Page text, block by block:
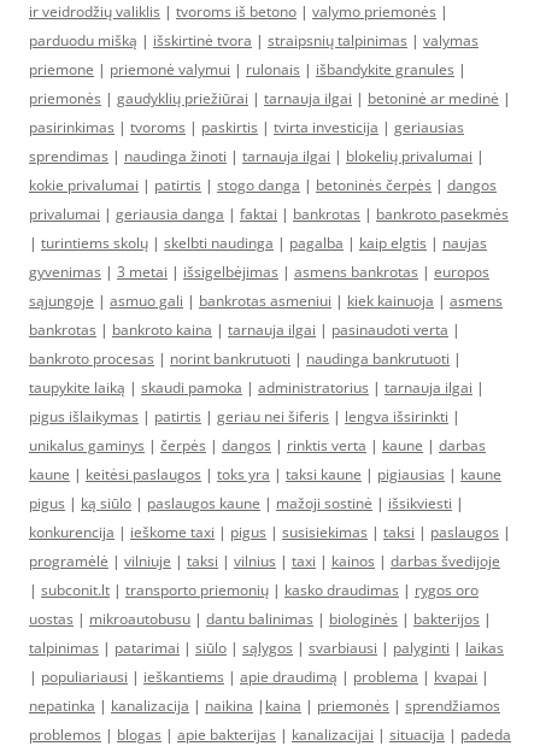
ir veidrodžių valiklis | tvoroms iš betono | valymo priemonės |
parduodu mišką | išskirtinė tvora | straipsnių talpinimas | valymas
priemone | priemonė valymui | rulonais | išbandykite granules |
priemonės | gaudyklių priežiūrai | tarnauja ilgai | betoninė ar medinė |
pasirinkimas | tvoroms | paskirtis | tvirta investicija | geriausias
sprendimas | naudinga žinoti | tarnauja ilgai | blokelių privalumai |
kokie privalumai | patirtis | stogo danga | betoninės čerpės | dangos
privalumai | geriausia danga | faktai | bankrotas | bankroto pasekmės
| turintiems skolų | skelbti naudinga | pagalba | kaip elgtis | naujas
gyvenimas | 3 metai | išsigelbėjimas | asmens bankrotas | europos
sąjungoje | asmuo gali | bankrotas asmeniui | kiek kainuoja | asmens
bankrotas | bankroto kaina | tarnauja ilgai | pasinaudoti verta |
bankroto procesas | norint bankrutuoti | naudinga bankrutuoti |
taupykite laiką | skaudi pamoka | administratorius | tarnauja ilgai |
pigus išlaikymas | patirtis | geriau nei šiferis | lengva išsirinkti |
unikalus gaminys | čerpės | dangos | rinktis verta | kaune | darbas
kaune | keitėsi paslaugos | toks yra | taksi kaune | pigiausias | kaune
pigus | ką siūlo | paslaugos kaune | mažoji sostinė | išsikviesti |
konkurencija | ieškome taxi | pigus | susisiekimas | taksi | paslaugos |
programėlė | vilniuje | taksi | vilnius | taxi | kainos | darbas švedijoje
| subconit.lt | transporto priemonių | kasko draudimas | rygos oro
uostas | mikroautobusu | dantu balinimas | biologinės | bakterijos |
talpinimas | patarimai | siūlo | sąlygos | svarbiausi | palyginti | laikas
| populiariausi | ieškantiems | apie draudimą | problema | kvapai |
nepatinka | kanalizacija | naikina | kaina | priemonės | sprendžiamos
problemos | blogas | apie bakterijas | kanalizacijai | situacija | padeda